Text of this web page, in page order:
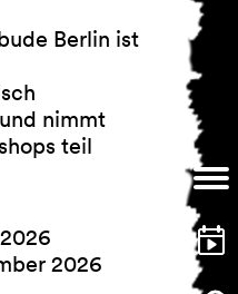
Berlin ist
nimmt
teil
2026